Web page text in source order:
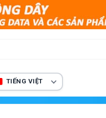
TIẾNG VIỆT